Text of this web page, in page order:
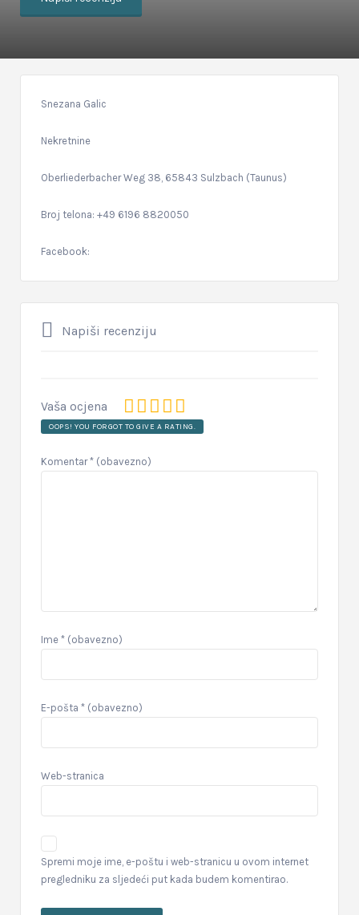
Snezana Galic
Nekretnine
Oberliederbacher Weg 38, 65843 Sulzbach (Taunus)
Broj telona: +49 6196 8820050
Facebook:
Napiši recenziju
Vaša ocjena
OOPS! YOU FORGOT TO GIVE A RATING.
Komentar* (obavezno)
Ime * (obavezno)
E-pošta * (obavezno)
Web-stranica
Spremi moje ime, e-poštu i web-stranicu u ovom internet
pregledniku za sljedeći put kada budem komentirao.